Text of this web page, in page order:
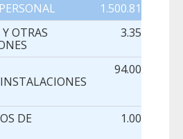
1.500.819,00
OTRAS
3.350,00
94.000,00
DE
1.000,00